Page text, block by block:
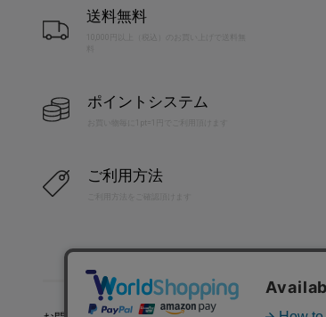
送料無料
10,000円以上（税込）のお買い上げで送料無
ポイントシステム
お買い物毎に1pt=1円でご利用頂けます
ご利用方法